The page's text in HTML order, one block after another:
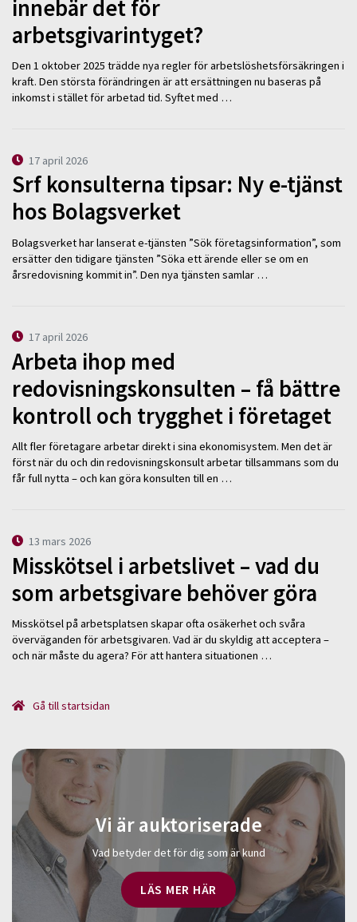
innebär det för
arbetsgivarintyget?
Den 1 oktober 2025 trädde nya regler för arbetslöshetsförsäkringen i
kraft. Den största förändringen är att ersättningen nu baseras på
inkomst i stället för arbetad tid. Syftet med …
17 april 2026
Srf konsulterna tipsar: Ny e-tjänst
hos Bolagsverket
Bolagsverket har lanserat e-tjänsten ”Sök företagsinformation”, som
ersätter den tidigare tjänsten ”Söka ett ärende eller se om en
årsredovisning kommit in”. Den nya tjänsten samlar …
17 april 2026
Arbeta ihop med
redovisningskonsulten – få bättre
kontroll och trygghet i företaget
Allt fler företagare arbetar direkt i sina ekonomisystem. Men det är
först när du och din redovisningskonsult arbetar tillsammans som du
får full nytta – och kan göra konsulten till en …
13 mars 2026
Misskötsel i arbetslivet – vad du
som arbetsgivare behöver göra
Misskötsel på arbetsplatsen skapar ofta osäkerhet och svåra
överväganden för arbetsgivaren. Vad är du skyldig att acceptera –
och när måste du agera? För att hantera situationen …
Gå till startsidan
Vi är auktoriserade
Vad betyder det för dig som är kund
LÄS MER HÄR